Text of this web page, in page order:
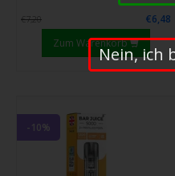
€7,20
€6,48
Zum Warenkorb
-10%
Nein, ich